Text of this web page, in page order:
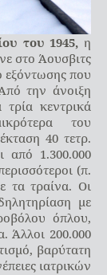
του 1945, η
στο Άουσβιτς
εξόντωσης που
την άνοιξη
κεντρικά
του
40 τετρ.
από 1.300.000
(π.
τα τραίνα. Οι
με
όπλου,
Άλλοι 200.000
βαρύτατη
ιατρικών